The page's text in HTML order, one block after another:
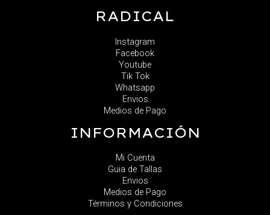
RADICAL
Instagram
Facebook
Youtube
Tik Tok
Whatsapp
Envios
Medios de Pago
INFORMACIÓN
Mi Cuenta
Guia de Tallas
Envios
Medios de Pago
Términos y Condiciones